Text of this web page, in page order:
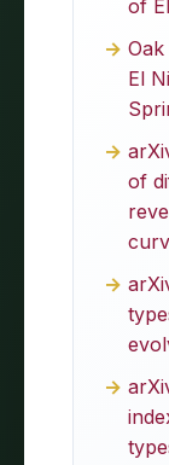
of
El
of